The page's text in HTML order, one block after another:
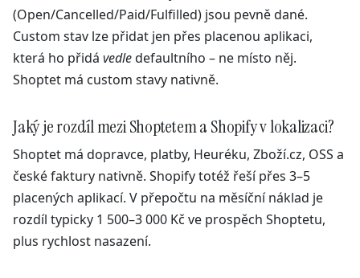
(Open/Cancelled/Paid/Fulfilled) jsou pevně dané.
Custom stav lze přidat jen přes placenou aplikaci,
která ho přidá vedledefaultního – ne místo něj.
Shoptet má custom stavy nativně.
Jaký je rozdíl mezi Shoptetem a Shopify v lokalizaci?
Shoptet má dopravce, platby, Heuréku, Zboží.cz, OSS a
české faktury nativně. Shopify totéž řeší přes 3–5
placených aplikací. V přepočtu na měsíční náklad je
rozdíl typicky 1 500–3 000 Kč ve prospěch Shoptetu,
plus rychlost nasazení.